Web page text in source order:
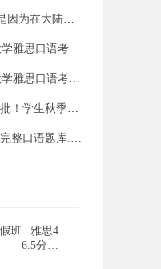
大陆地区考？
语考试话题汇总
语考试话题汇总
返校不用重新接种！
整口语题库.pdf
班 | 雅思4
分争